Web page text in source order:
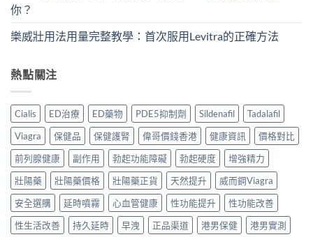
你？
樂威壯用法用量完整教學：首次服用Levitra的正確方法
熱點關注
Cialis ED治療 ED藥物 PDE5抑制劑 Sildenafil
Tadalafil
Viagra
保健品 保健護腎 偉哥價錢香港 健康資訊
價格對比
前列腺健康
副作用 勃起功能障礙 勃起硬度
增強精力
壯陽藥
壯陽藥價格 壯陽藥正貨 天然提升
威而鋼Viagra
安全選購
延時噴霧 心血管健康 性功能提升
性功能改善
性生活改善
持久延時 早洩 正品渠道 港男保健 港男實測